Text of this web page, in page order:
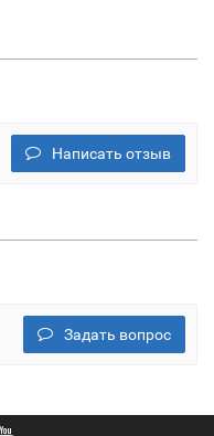
Написать отзыв
Задать вопрос